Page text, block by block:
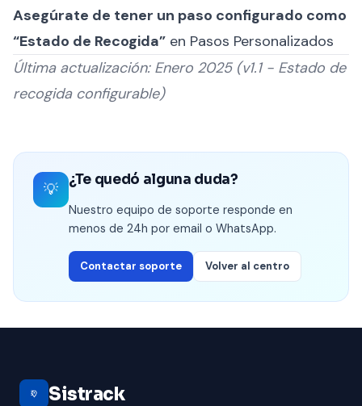
Asegúrate de tener un paso configurado como
“Estado de Recogida” en Pasos Personalizados
Última actualización: Enero 2025 (v1.1 - Estado de
recogida configurable)
💡
¿Te quedó alguna duda?
Nuestro equipo de soporte responde en
menos de 24h por email o WhatsApp.
Contactar soporte Volver al centro
Sistrack